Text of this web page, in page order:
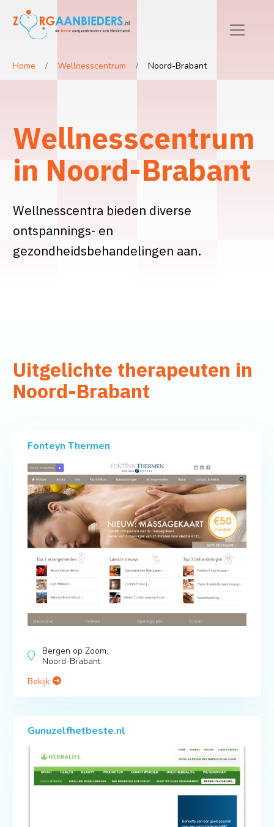
Home Wellnesscentrum Noord-Brabant
Wellnesscentrum
in Noord-Brabant
Wellnesscentra bieden diverse
ontspannings- en
gezondheidsbehandelingen aan.
Uitgelichte therapeuten in
Noord-Brabant
Fonteyn Thermen
Bergen op Zoom,
Noord-Brabant
Bekijk
Gunuzelfhetbeste.nl